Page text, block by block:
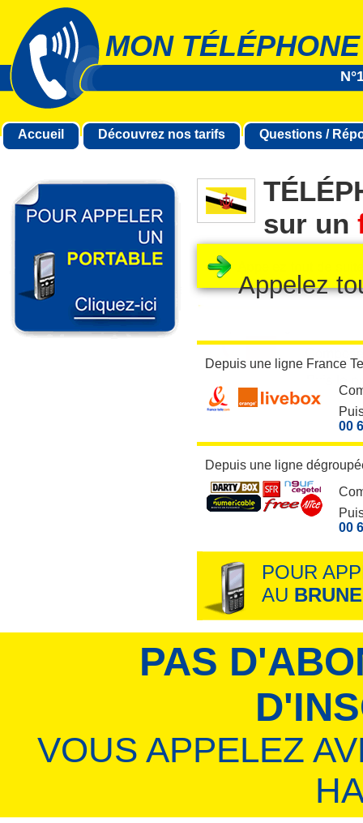
MON
Accueil Découvrez nos tarifs Questions /
sur un
Appelez
Depuis une ligne France
00
Depuis une ligne
00
POUR
AU
PAS
VOUS APPELEZ